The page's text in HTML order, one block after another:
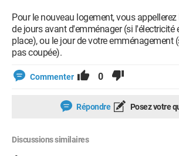
Pour le nouveau logement, vous
de jours avant d'emménager (si l'électricité
place), ou le jour de votre emménagement
pas coupée).
Commenter 0
Répondre Posez votre
Discussions similaires